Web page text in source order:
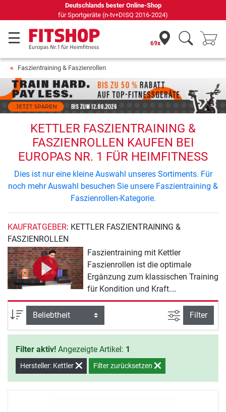
Deutschlands bester Online-Shop
für Sportgeräte (n-tv+DISQ 2016-2024)
69x
Faszientraining & Faszienrollen
KETTLER FASZIENTRAINING &
FASZIENROLLEN KAUFEN BEI
EUROPAS NR. 1 FÜR HEIMFITNESS
Dies ist nur eine kleine Auswahl unseres Sortiments. Für
noch mehr Auswahl besuchen Sie unsere Faszientraining &
Faszienrollen-Kategorie.
KAUFRATGEBER: KETTLER FASZIENTRAINING &
FASZIENROLLEN
Faszientraining mit Kettler
Faszienrollen ist die optimale
Ergänzung zum klassischen Training
für Kondition und Kraft.
Regelmäßiges Faszientraining wirkt
sich positiv auf die allgemeine
Leistungsfähigkeit und eine bessere
Regeneration aus. Dabei werden
durch Massage Knoten in den
Muskeln gelöst, die für Schmerzen
und Verspannungen verantwortlich
Sortierung Ansicht
Filter
Filter aktiv! Angezeigte Artikel: 1
Hersteller: Kettler Filter zurücksetzen